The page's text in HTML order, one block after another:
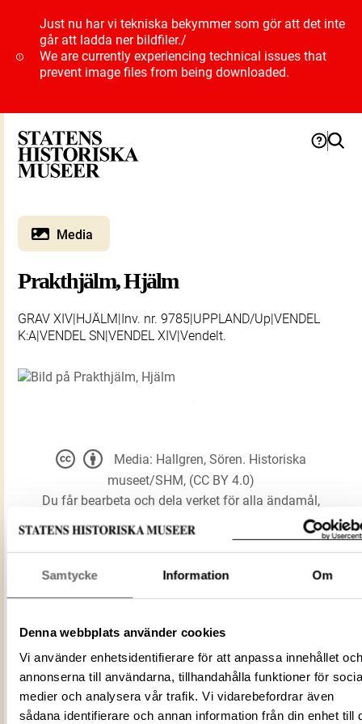
Samtycke Information Om
Denna webbplats använder cookies
Vi använder enhetsidentifierare för att anpassa innehållet och
annonserna till användarna, tillhandahålla funktioner för
medier och analysera vår trafik. Vi vidarebefordrar även
sådana identifierare och annan information från din enhet till
Just nu har vi tekniska bekymmer som gör att det inte
går att ladda ner bildfiler./
We are currently experiencing technical issues that
prevent image files from being downloaded.
Media
Prakthjälm, Hjälm
GRAV XIV|HJÄLM|Inv. nr. 9785|UPPLAND/Up|VENDEL
K:A|VENDEL SN|VENDEL XIV|Vendelt.
Förmålsbenämning
Prakthjälm
Hjälm
Föremålsnummer 120458_HST
Media: Hallgren, Sören. Historiska
museet/SHM, (CC BY 4.0)
Du får bearbeta och dela verket för alla ändamål,
även kommersiella, så länge du anger
upphovsperson och licensgivare.
LADDA NER MEDIA